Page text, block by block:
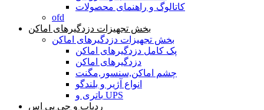
کاتالوگ و راهنمای محصولات
ofd
بخش تجهیزات دزدگیرهای اماکن
بخش تجهیزات دزدگیرهای اماکن
پک کامل دزدگیرهای اماکن
دزدگیرهای اماکن
چشم اماکن,سنسور,مگنت
انواع آژیر و بلندگو
باتری و UPS
ردیاب و جی پی اس